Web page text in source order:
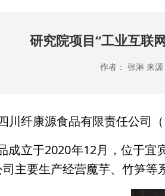
研究院项目“工业互联
作者： 张淋 来
川纤康源食品有限责任公司（
成立于2020年12月，位于
主要生产经营魔芋、竹笋等